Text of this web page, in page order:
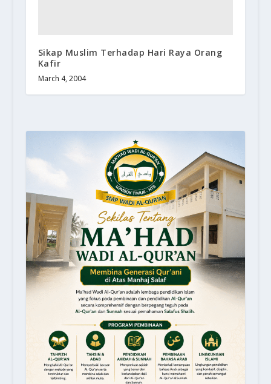
Sikap Muslim Terhadap Hari Raya Orang
Kafir
March 4, 2004